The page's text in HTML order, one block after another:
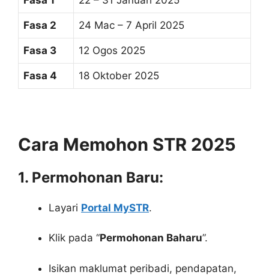
Fasa 2 24 Mac – 7 April 2025
Fasa 3 12 Ogos 2025
Fasa 4 18 Oktober 2025
Cara Memohon STR 2025
1. Permohonan Baru:
Layari Portal MySTR.
Klik pada “Permohonan Baharu”.
Isikan maklumat peribadi, pendapatan,